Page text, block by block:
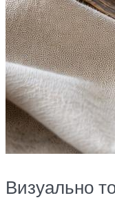
Визуально